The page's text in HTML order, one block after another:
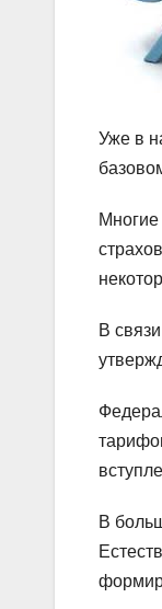
Уже в
В
В